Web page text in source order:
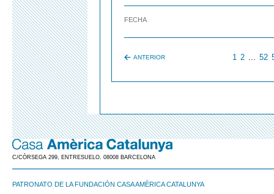
FECHA
ANTERIOR 1 2 ... 52
C/CÒRSEGA 299, ENTRESUELO. 08008 BARCELONA
PATRONATO DE LA FUNDACIÓN CASA AMÈRICA CATALUNYA